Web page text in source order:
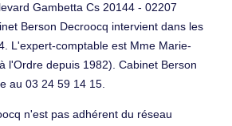
Gambetta Cs 20144 - 02207
Berson Decroocq intervient dans les
L'expert-comptable est Mme Marie-
l'Ordre depuis 1982). Cabinet Berson
au 03 24 59 14 15.
n'est pas adhérent du réseau